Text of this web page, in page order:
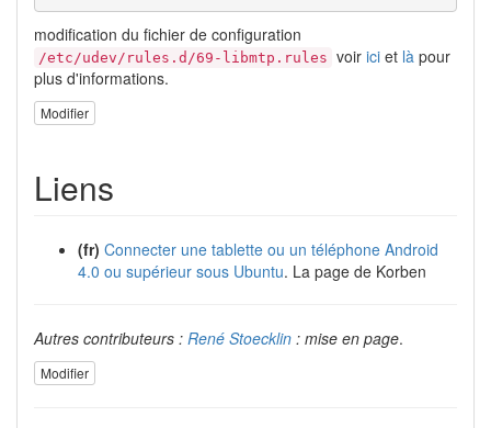
modification du fichier de configuration
/etc/udev/rules.d/69-libmtp.rules voir ici et là pour
plus d'informations.
Modifier
Liens
(fr) Connecter une tablette ou un téléphone Android
4.0 ou supérieur sous Ubuntu. La page de Korben
Autres contributeurs : René Stoecklin : mise en page.
Modifier